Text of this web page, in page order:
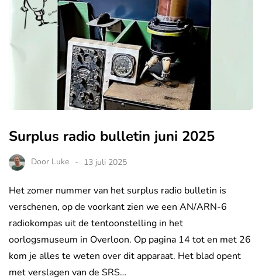
Surplus radio bulletin juni 2025
Door Luke 13 juli 2025
Het zomer nummer van het surplus radio bulletin is
verschenen, op de voorkant zien we een AN/ARN-6
radiokompas uit de tentoonstelling in het
oorlogsmuseum in Overloon. Op pagina 14 tot en met 26
kom je alles te weten over dit apparaat. Het blad opent
met verslagen van de SRS…